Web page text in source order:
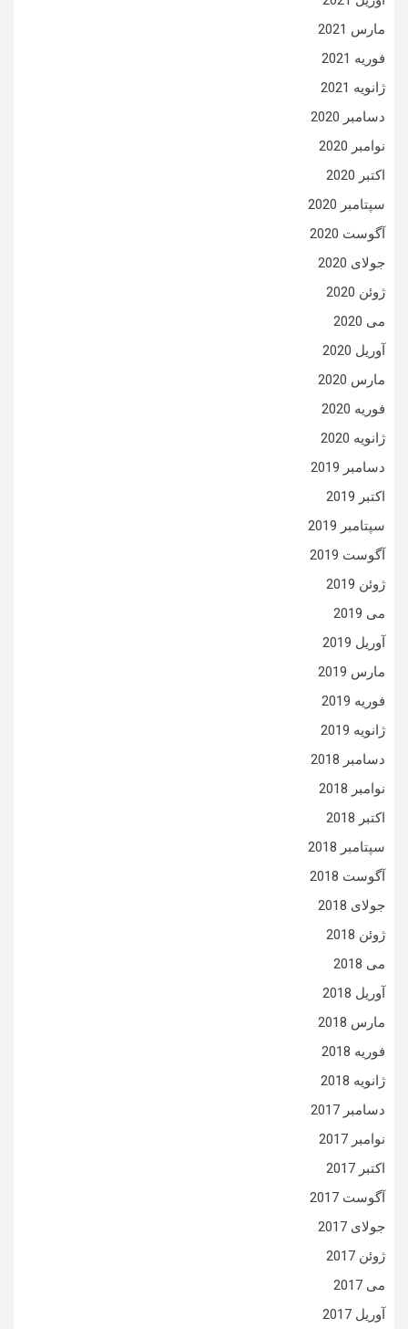
مارس 2021
فوریه 2021
ژانویه 2021
دسامبر 2020
نوامبر 2020
اکتبر 2020
سپتامبر 2020
آگوست 2020
جولای 2020
ژوئن 2020
می 2020
آوریل 2020
مارس 2020
فوریه 2020
ژانویه 2020
دسامبر 2019
اکتبر 2019
سپتامبر 2019
آگوست 2019
ژوئن 2019
می 2019
آوریل 2019
مارس 2019
فوریه 2019
ژانویه 2019
دسامبر 2018
نوامبر 2018
اکتبر 2018
سپتامبر 2018
آگوست 2018
جولای 2018
ژوئن 2018
می 2018
آوریل 2018
مارس 2018
فوریه 2018
ژانویه 2018
دسامبر 2017
نوامبر 2017
اکتبر 2017
آگوست 2017
جولای 2017
ژوئن 2017
می 2017
آوریل 2017